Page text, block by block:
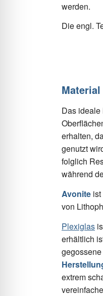
werden.
Die engl.
Das ideale
erhalten,
genutzt
folglich
während
Avonite
von
Plexiglas
erhältlich
extrem